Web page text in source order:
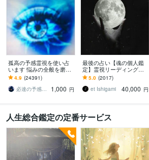
孤高の予感霊視を使い占
います 悩みの全般を磨き
上げ、研ぎ澄ました予感
より霊視により導きます
4.9 (24391)
必達の予感霊視 渡邊 潤一
1,000 円
最後の占い【魂の個人鑑
定】霊視リーディング承
ります 運命の地図を手
に、輝く人生を創る｜魂
の全体像を紐解く鑑定
5.0 (2017)
et Ishigami
40,000 円
人生総合鑑定の定番サービス